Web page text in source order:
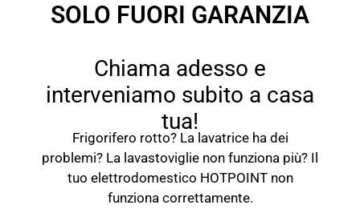
SOLO FUORI GARANZIA
Chiama adesso e
interveniamo subito a casa
tua!
Frigorifero rotto? La lavatrice ha dei
problemi? La lavastoviglie non funziona più? Il
tuo elettrodomestico HOTPOINT non
funziona correttamente.